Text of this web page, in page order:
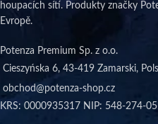
houpacích sítí. Produkty značky
Evropě.
Potenza Premium Sp. z o.o.
Cieszyńska 6, 43-419 Zamarski,
obchod@potenza-shop.cz
KRS: 0000935317 NIP: 548-274-